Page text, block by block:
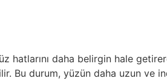
hatlarını daha belirgin hale
Bu durum, yüzün daha uzun ve